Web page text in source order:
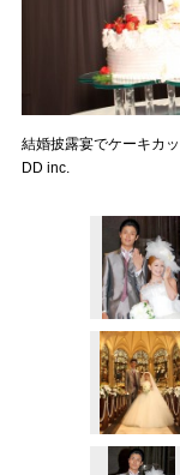
結婚披露宴でケーキカ
DD inc.